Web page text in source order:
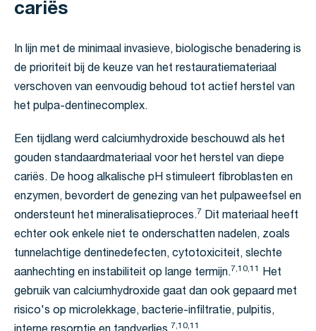
cariës
In lijn met de minimaal invasieve, biologische benadering is
de prioriteit bij de keuze van het restauratiemateriaal
verschoven van eenvoudig behoud tot actief herstel van
het pulpa-dentinecomplex.
Een tijdlang werd calciumhydroxide beschouwd als het
gouden standaardmateriaal voor het herstel van diepe
cariës. De hoog alkalische pH stimuleert fibroblasten en
enzymen, bevordert de genezing van het pulpaweefsel en
ondersteunt het mineralisatieproces.7 Dit materiaal heeft
echter ook enkele niet te onderschatten nadelen, zoals
tunnelachtige dentinedefecten, cytotoxiciteit, slechte
aanhechting en instabiliteit op lange termijn.7,10,11
Het
gebruik van calciumhydroxide gaat dan ook gepaard met
risico's op microlekkage, bacterie-infiltratie, pulpitis,
7,10,11